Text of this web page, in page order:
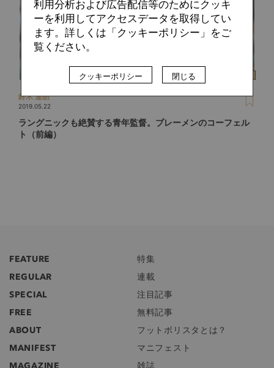
鈴木 達朗
2019.05.22
ラングニックも絶賛する青年監督。ブレーメンのコーフェル
ト（前編）
FEATURE
特集
REGULAR
連載
SPECIAL
注目記事
FREE
無料記事
ABOUT
フットボリスタとは？
MANIFEST
マニフェスト
利用分析および広告配信等のためにクッキ
ーを利用してアクセスデータを取得してい
ます。詳しくは「クッキーポリシー」をご
覧ください。
クッキーポリシー 閉じる